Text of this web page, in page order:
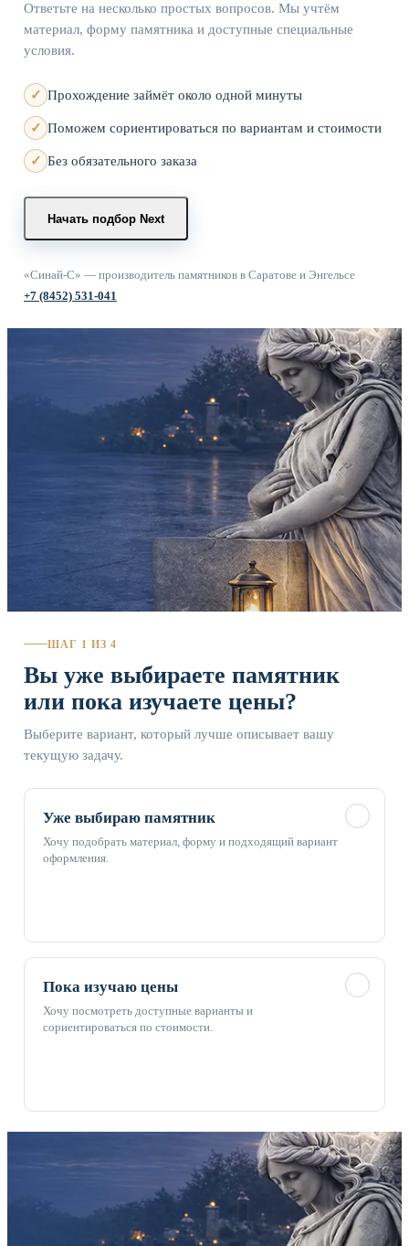
Ответьте на несколько простых вопросов. Мы учтём
материал, форму памятника и доступные специальные
условия.
Прохождение займёт около одной минуты
Поможем сориентироваться по вариантам и стоимости
Без обязательного заказа
Начать подбор Next
«Синай-С» — производитель памятников в Саратове и Энгельсе
+7 (8452) 531-041
ШАГ 1 ИЗ 4
Вы уже выбираете памятник
или пока изучаете цены?
Выберите вариант, который лучше описывает вашу
текущую задачу.
Уже выбираю памятник
Хочу подобрать материал, форму и подходящий вариант
оформления.
Пока изучаю цены
Хочу посмотреть доступные варианты и
сориентироваться по стоимости.